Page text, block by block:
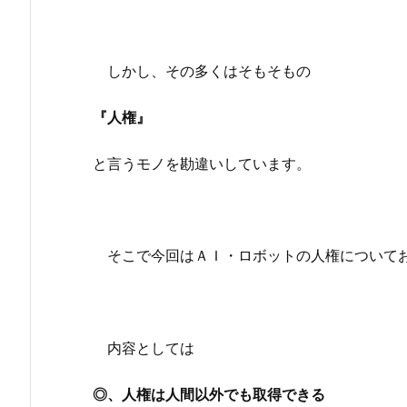
しかし、その多くはそもそもの
『人権』
と言うモノを勘違いしています。
そこで今回はＡＩ・ロボットの人権について
内容としては
◎、人権は人間以外でも取得できる